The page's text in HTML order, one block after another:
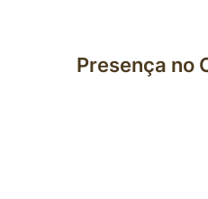
Presença no